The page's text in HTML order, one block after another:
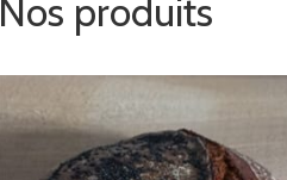
Nos produits